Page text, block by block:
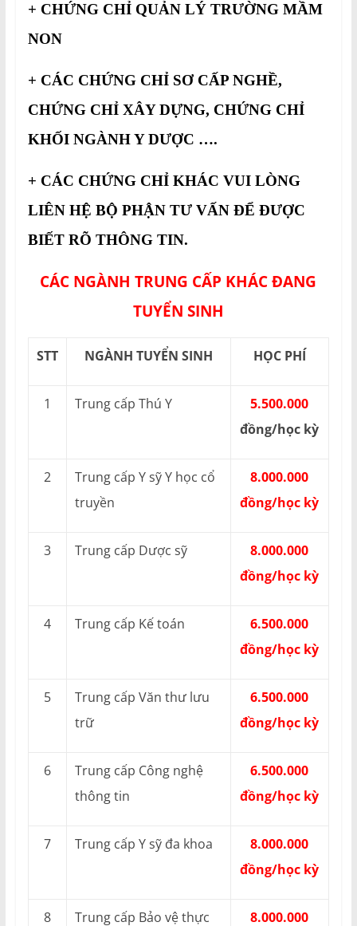
+ CHỨNG CHỈ QUẢN LÝ TRƯỜNG MẦM
NON
+ CÁC CHỨNG CHỈ SƠ CẤP NGHỀ,
CHỨNG CHỈ XÂY DỰNG, CHỨNG CHỈ
KHỐI NGÀNH Y DƯỢC ….
+ CÁC CHỨNG CHỈ KHÁC VUI LÒNG
LIÊN HỆ BỘ PHẬN TƯ VẤN ĐỂ ĐƯỢC
BIẾT RÕ THÔNG TIN.
CÁC NGÀNH TRUNG CẤP KHÁC ĐANG
TUYỂN SINH
STT NGÀNH TUYỂN SINH HỌC PHÍ
1 Trung cấp Thú Y
5.500.000
đồng/học kỳ
2
Trung cấp Y sỹ Y học cổ
truyền
8.000.000
đồng/học kỳ
3 Trung cấp Dược sỹ
8.000.000
đồng/học kỳ
4 Trung cấp Kế toán
6.500.000
đồng/học kỳ
5
Trung cấp Văn thư lưu
trữ
6.500.000
đồng/học kỳ
6
Trung cấp Công nghệ
thông tin
6.500.000
đồng/học kỳ
7 Trung cấp Y sỹ đa khoa
8.000.000
đồng/học kỳ
8 Trung cấp Bảo vệ thực 8.000.000